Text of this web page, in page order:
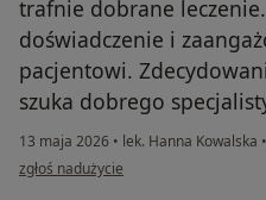
trafnie dobrane
doświadczenie i
pacjentowi.
szuka dobrego
13 maja 2026 • lek. Hanna Kowalska •
w opinii użytkownika SSB
zgłoś nadużycie